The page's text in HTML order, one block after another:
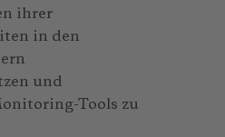
ihrer
in den
und
Tools zu